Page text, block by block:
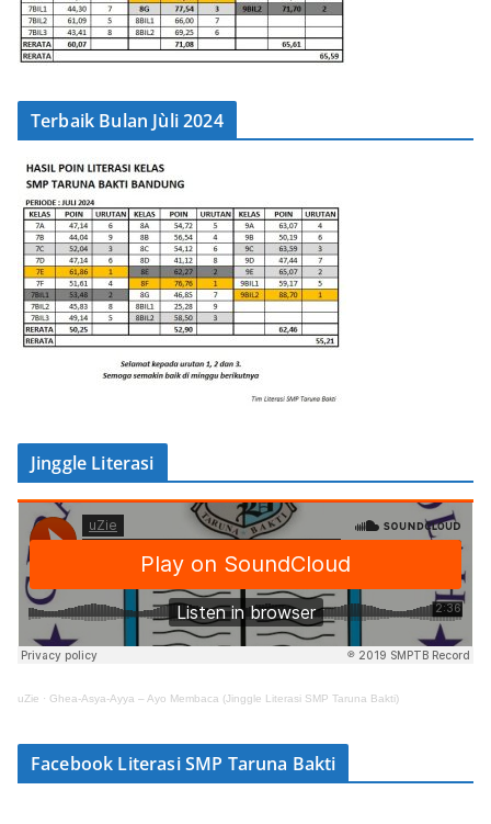
Terbaik Bulan Jùli 2024
Jinggle Literasi
uZie · Ghea-Asya-Ayya – Ayo Membaca (Jinggle Literasi SMP Taruna Bakti)
Facebook Literasi SMP Taruna Bakti